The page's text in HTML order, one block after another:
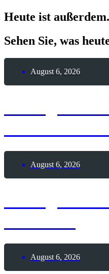
Heute ist
Sehen Sie, was
August 6, 2026
August 6, 2026
August 6, 2026